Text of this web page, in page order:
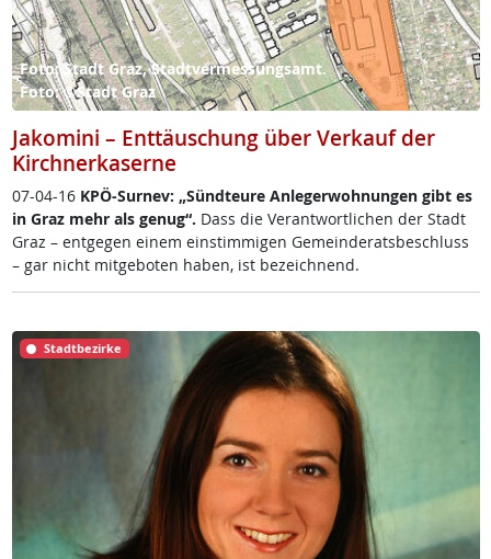
Foto: Stadt Graz, Stadtvermessungsamt.
Foto: ©Stadt Graz
Jakomini – Enttäuschung über Verkauf der
Kirchnerkaserne
07-04-16 KPÖ-Sur­nev: „Sündteu­re An­le­ger­woh­nun­gen gibt es
in Graz mehr als ge­nu­g“. Dass die Ver­ant­wort­li­chen der Stadt
Graz – ent­ge­gen ei­nem ein­stim­mi­gen Ge­mein­de­rats­be­schluss
– gar nicht mit­ge­bo­ten ha­ben, ist be­zeich­nend.
Stadtbezirke